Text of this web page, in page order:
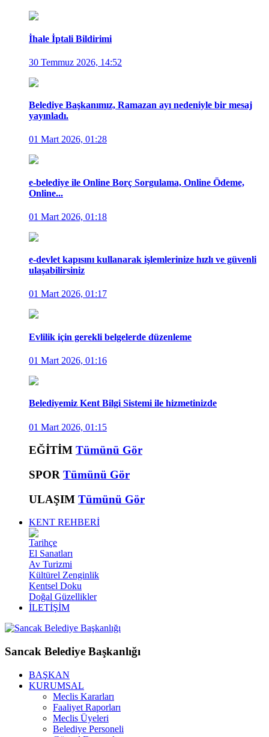
İhale İptali Bildirimi
30 Temmuz 2026, 14:52
Belediye Başkanımız, Ramazan ayı nedeniyle bir mesaj
yayınladı.
01 Mart 2026, 01:28
e-belediye ile Online Borç Sorgulama, Online Ödeme,
Online...
01 Mart 2026, 01:18
e-devlet kapısını kullanarak işlemlerinize hızlı ve güvenli
ulaşabilirsiniz
01 Mart 2026, 01:17
Evlilik için gerekli belgelerde düzenleme
01 Mart 2026, 01:16
Belediyemiz Kent Bilgi Sistemi ile hizmetinizde
01 Mart 2026, 01:15
EĞİTİM Tümünü Gör
SPOR Tümünü Gör
ULAŞIM Tümünü Gör
KENT REHBERİ
Tarihçe
El Sanatları
Av Turizmi
Kültürel Zenginlik
Kentsel Doku
Doğal Güzellikler
İLETİŞİM
Sancak Belediye Başkanlığı
BAŞKAN
KURUMSAL
Meclis Kararları
Faaliyet Raporları
Meclis Üyeleri
Belediye Personeli